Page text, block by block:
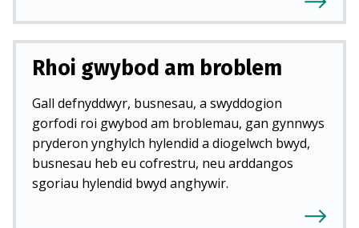
Rhoi gwybod am broblem
Gall defnyddwyr, busnesau, a swyddogion
gorfodi roi gwybod am broblemau, gan gynnwys
pryderon ynghylch hylendid a diogelwch bwyd,
busnesau heb eu cofrestru, neu arddangos
sgoriau hylendid bwyd anghywir.